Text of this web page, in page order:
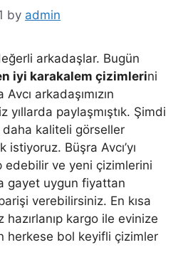
by admin
arkadaşlar. Bugün
iyi karakalem çizimlerini
arkadaşımızın
yıllarda paylaşmıştık. Şimdi
kaliteli görseller
Büşra Avcı’yı
edebilir ve yeni çizimlerini
gayet uygun fiyattan
verebilirsiniz. En kısa
kargo ile evinize
herkese bol keyifli çizimler